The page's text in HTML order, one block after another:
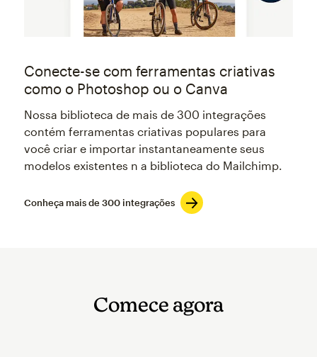
Conecte-se com ferramentas criativas
como o Photoshop ou o Canva
Nossa biblioteca de mais de 300 integrações
contém ferramentas criativas populares para
você criar e importar instantaneamente seus
modelos existentes n a biblioteca do Mailchimp.
Conheça mais de 300 integrações
Comece agora